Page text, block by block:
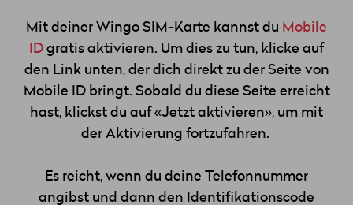
Mit deiner Wingo SIM-Karte kannst du Mobile
ID gratis aktivieren. Um dies zu tun, klicke auf
den Link unten, der dich direkt zu der Seite von
Mobile ID bringt. Sobald du diese Seite erreicht
hast, klickst du auf «Jetzt aktivieren», um mit
der Aktivierung fortzufahren.
Es reicht, wenn du deine Telefonnummer
angibst und dann den Identifikationscode